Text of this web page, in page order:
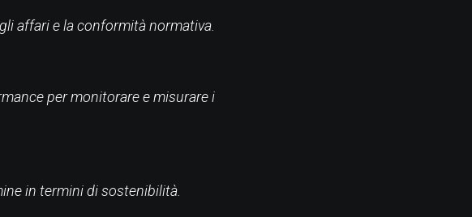
affari e la conformità normativa.
per monitorare e misurare i
in termini di sostenibilità.